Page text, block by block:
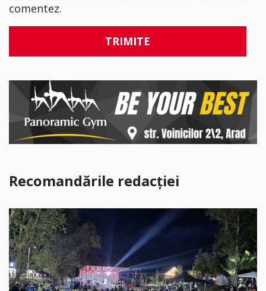
comentez.
Recomandările redacției